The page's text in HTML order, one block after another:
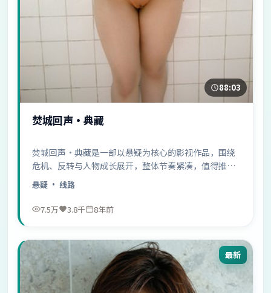
88:03
焚城回声·典藏
焚城回声·典藏是一部以悬疑为核心的影视作品，围绕
危机、反转与人物成长展开，整体节奏紧凑，值得推荐
观看。
悬疑 · 线路
7.5万 3.8千 8年前
最新